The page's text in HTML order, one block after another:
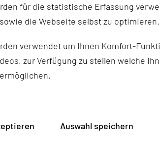
17
Mitarbeiterinnen und Mitarbeiter im
Pathologie
für die statistische Erfassung
die Webseite selbst zu optimieren.
verwendet um Ihnen Komfort-
zur Verfügung zu stellen welche
Auswahl speichern